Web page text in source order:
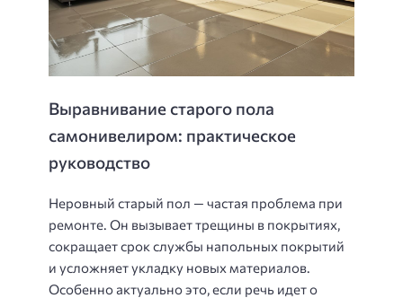
Выравнивание старого пола
самонивелиром: практическое
руководство
Неровный старый пол — частая проблема при
ремонте. Он вызывает трещины в покрытиях,
сокращает срок службы напольных покрытий
и усложняет укладку новых материалов.
Особенно актуально это, если речь идет о